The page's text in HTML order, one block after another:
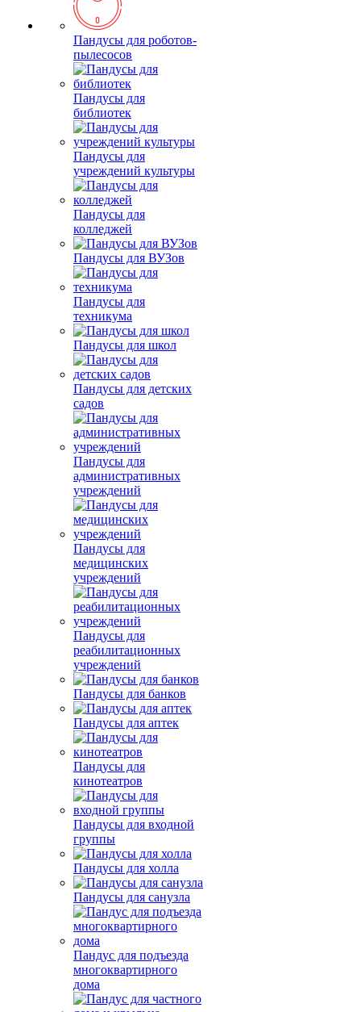
Пандусы для роботов-
пылесосов
Пандусы для
библиотек
Пандусы для
учреждений культуры
Пандусы для
колледжей
Пандусы для ВУЗов
Пандусы для
техникума
Пандусы для школ
Пандусы для детских
садов
Пандусы для
административных
учреждений
Пандусы для
медицинских
учреждений
Пандусы для
реабилитационных
учреждений
Пандусы для банков
Пандусы для аптек
Пандусы для
кинотеатров
Пандусы для входной
группы
Пандусы для холла
Пандусы для санузла
Пандус для подъезда
многоквартирного
дома